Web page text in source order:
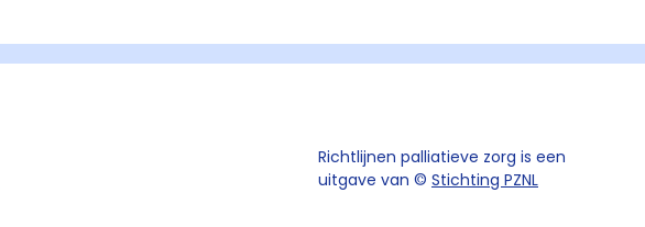
Richtlijnen palliatieve zorg is een
uitgave van © Stichting PZNL